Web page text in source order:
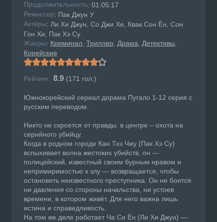
Продолжительность: 01:05:17
Режисcер: Пак Джун У
Актёры: Ли Хи Джун, Со Джи Хе, Квак Сон Ён, Сон
Гон Хи, Пак Хэ Су
Жанры: Криминал Триллер Драма Детективы
Корейские
Рейтинг: 8.9 (171 гол.)
Южнокорейский сериал дорама Пугало 1-12 серия с
русским переводом.
Никто не скроется от правды: в центре – охота на
серийного убийцу.
Когда в родном городе Кан Тхэ Чжу (Пак Хэ Су)
вспыхивает волна жестоких убийств, он —
полицейский, известный своим бурным нравом и
непримиримостью к злу — возвращается, чтобы
остановить неизвестного преступника. Он не боится
ни давления со стороны начальства, ни устоев
времени, в котором живёт. Для него важна лишь
истина и справедливость.
На том же деле работает Ча Си Ён (Ли Хи Джун) —